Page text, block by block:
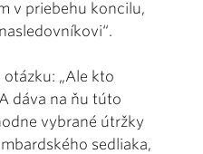
v priebehu koncilu,
„Ale kto
dáva na ňu túto
vybrané útržky
sedliaka,